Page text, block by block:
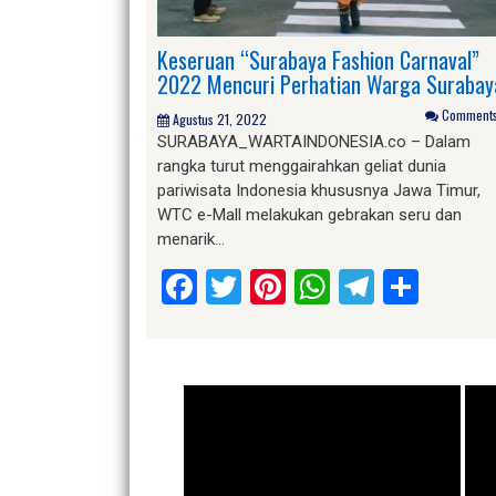
Keseruan “Surabaya Fashion Carnaval”
2022 Mencuri Perhatian Warga
Agustus 21, 2022
SURABAYA_WARTAINDONESIA.co – Dalam
rangka turut menggairahkan geliat dunia
pariwisata Indonesia khususnya Jawa Timur,
WTC e-Mall melakukan gebrakan seru dan
menarik…
Facebook
Twitter
Pinterest
WhatsApp
Telegram